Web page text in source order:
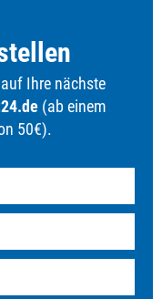
Ihre nächste
(ab einem
50€).